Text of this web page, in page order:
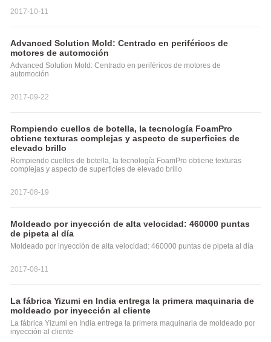
Soluciones De Fabricación Inteligente
2017-10-11
Advanced Solution Mold: Centrado en periféricos de
motores de automoción
Advanced Solution Mold: Centrado en periféricos de motores de
automoción
2017-09-22
Rompiendo cuellos de botella, la tecnología FoamPro
obtiene texturas complejas y aspecto de superficies de
elevado brillo
Rompiendo cuellos de botella, la tecnología FoamPro obtiene texturas
complejas y aspecto de superficies de elevado brillo
2017-08-19
Moldeado por inyección de alta velocidad: 460000 puntas
de pipeta al día
Moldeado por inyección de alta velocidad: 460000 puntas de pipeta al día
2017-08-11
La fábrica Yizumi en India entrega la primera maquinaria de
moldeado por inyección al cliente
La fábrica Yizumi en India entrega la primera maquinaria de moldeado por
inyección al cliente